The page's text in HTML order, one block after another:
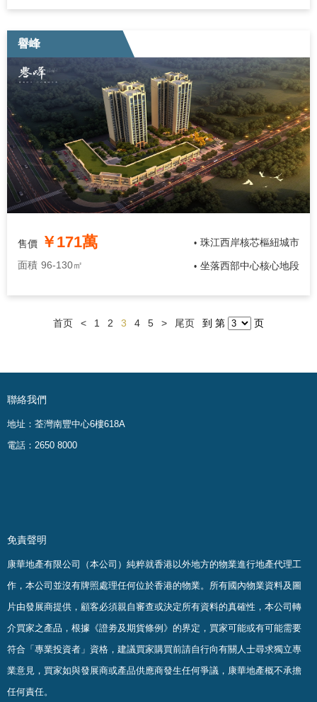
譽峰
售價 ￥171萬
面積 96-130㎡
• 珠江西岸核芯樞紐城市
• 坐落西部中心核心地段
首页 < 1 2 3 4 5 > 尾页 到 第 页
聯絡我們
地址：荃灣南豐中心6樓618A
電話：2650 8000
免責聲明
康華地產有限公司（本公司）純粹就香港以外地方的物業進行地產代理工
作，本公司並沒有牌照處理任何位於香港的物業。 所有國內物業資料及圖
片由發展商提供，顧客必須親自審查或決定所有資料的真確性 ， 本公司轉
介買家之產品，根據《證劵及期貨條例》的界定，買家可能或有可能需要
符合「專業投資者」資格，建議買家購買前請自行向有關人士尋求獨立專
業意見，買家如與發展商或產品供應商發生任何爭議，康華地產概不承擔
任何責任。